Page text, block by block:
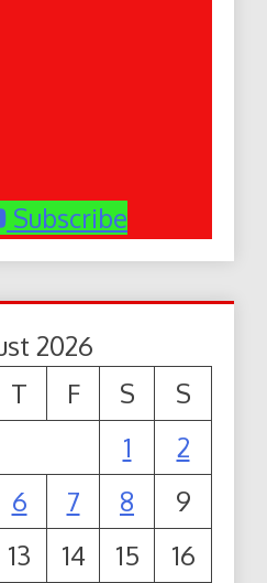
Subscribe
2026
T F S
S
1
2
6 7 8
9
13 14 15 16